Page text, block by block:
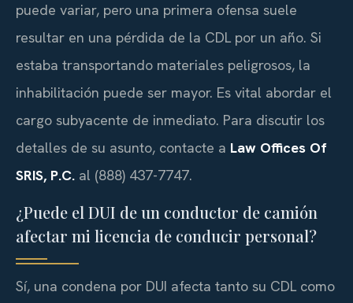
puede variar, pero una primera ofensa suele
resultar en una pérdida de la CDL por un año. Si
estaba transportando materiales peligrosos, la
inhabilitación puede ser mayor. Es vital abordar el
cargo subyacente de inmediato. Para discutir los
detalles de su asunto, contacte a Law Offices Of
SRIS, P.C. al (888) 437-7747.
¿Puede el DUI de un conductor de camión
afectar mi licencia de conducir personal?
Sí, una condena por DUI afecta tanto su CDL como